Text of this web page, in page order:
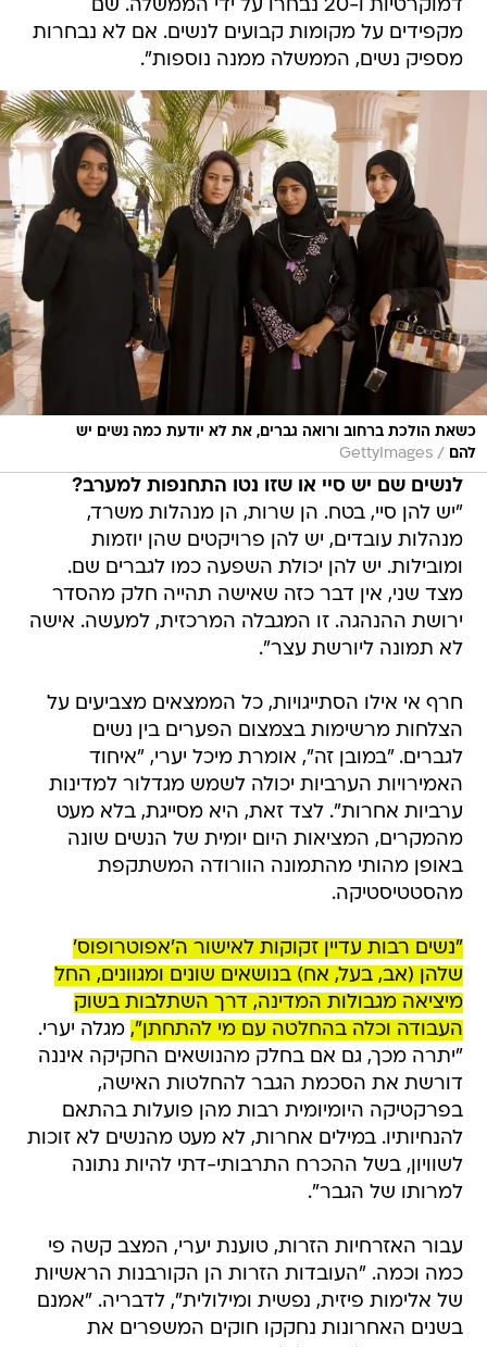
דמוקרטיות ו-20 נבחרו על ידי הממשלה. שם
מקפידים על מקומות קבועים לנשים. אם לא נבחרות
מספיק נשים, הממשלה ממנה נוספות".
כשאת הולכת ברחוב ורואה גברים, את לא יודעת כמה נשים יש
להם
/
GettyImages
לנשים שם יש סיי או שזו נטו התחנפות למערב?
"יש להן סיי, בטח. הן שרות, הן מנהלות משרד,
מנהלות עובדים, יש להן פרויקטים שהן יוזמות
ומובילות. יש להן יכולת השפעה כמו לגברים שם.
מצד שני, אין דבר כזה שאישה תהייה חלק מהסדר
ירושת ההנהגה. זו המגבלה המרכזית, למעשה. אישה
לא תמונה ליורשת עצר".
חרף אי אילו הסתייגויות, כל הממצאים מצביעים על
הצלחות מרשימות בצמצום הפערים בין נשים
לגברים. "במובן זה", אומרת מיכל יערי, "איחוד
האמירויות הערביות יכולה לשמש מגדלור למדינות
ערביות אחרות". לצד זאת, היא מסייגת, בלא מעט
מהמקרים, המציאות היום יומית של הנשים שונה
באופן מהותי מהתמונה הוורודה המשתקפת
מהסטטיסטיקה.
"נשים רבות עדיין זקוקות לאישור ה'אפוטרופוס'
שלהן (אב, בעל, אח) בנושאים שונים ומגוונים, החל
מיציאה מגבולות המדינה, דרך השתלבות בשוק
העבודה וכלה בהחלטה עם מי להתחתן", מגלה יערי.
"יתרה מכך, גם אם בחלק מהנושאים החקיקה איננה
דורשת את הסכמת הגבר להחלטות האישה,
בפרקטיקה היומיומית רבות מהן פועלות בהתאם
להנחיותיו. במילים אחרות, לא מעט מהנשים לא זוכות
לשוויון, בשל ההכרח התרבותי-דתי להיות נתונה
למרותו של הגבר".
עבור האזרחיות הזרות, טוענת יערי, המצב קשה פי
כמה וכמה. "העובדות הזרות הן הקורבנות הראשיות
של אלימות פיזית, נפשית ומילולית", לדבריה. "אמנם
בשנים האחרונות נחקקו חוקים המשפרים את